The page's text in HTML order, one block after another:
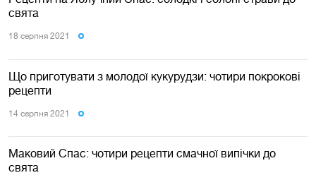
свята
18 серпня 2021
Що приготувати з молодої кукурудзи: чотири покрокові
рецепти
14 серпня 2021
Маковий Спас: чотири рецепти смачної випічки до
свята